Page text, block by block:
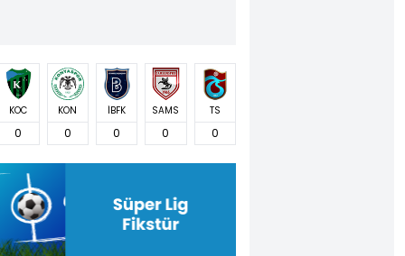
KOC
0
KON
0
İBFK
0
SAMS
0
TS
0